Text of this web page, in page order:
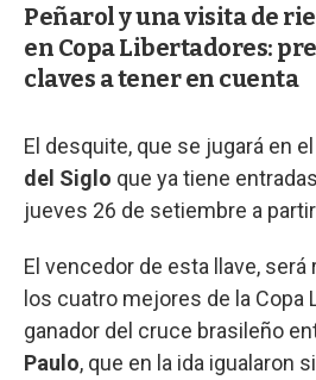
Peñarol y una visita de
en Copa Libertadores:
claves a tener en cuenta
El desquite, que se jugará en el
del Siglo que ya tiene
jueves 26 de setiembre a
El vencedor de esta llave, será
los cuatro mejores de la Copa
ganador del cruce brasileño
Paulo, que en la ida igualaron